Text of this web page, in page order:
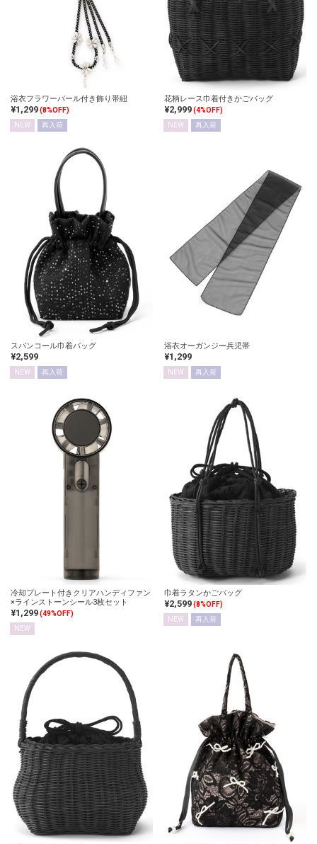
浴衣フラワーパール付き飾り帯紐
¥1,299(8%OFF)
NEW
再入荷
花柄レース巾着付きかごバッグ
¥2,999(4%OFF)
NEW
再入荷
スパンコール巾着バッグ
¥2,599
NEW 再入荷
浴衣オーガンジー兵児帯
¥1,299
NEW 再入荷
冷却プレート付きクリアハンディファン
×ラインストーンシール3枚セット
¥1,299(49%OFF)
NEW
巾着ラタンかごバッグ
¥2,599(8%OFF)
NEW
再入荷